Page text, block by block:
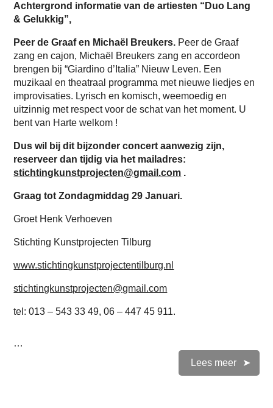
Achtergrond informatie van de artiesten “Duo Lang
& Gelukkig”,
Peer de Graaf en Michaël Breukers. Peer de Graaf
zang en cajon, Michaël Breukers zang en accordeon
brengen bij “Giardino d’Italia” Nieuw Leven. Een
muzikaal en theatraal programma met nieuwe liedjes en
improvisaties. Lyrisch en komisch, weemoedig en
uitzinnig met respect voor de schat van het moment. U
bent van Harte welkom !
Dus wil bij dit bijzonder concert aanwezig zijn,
reserveer dan tijdig via het mailadres:
stichtingkunstprojecten@gmail.com .
Graag tot Zondagmiddag 29 Januari.
Groet Henk Verhoeven
Stichting Kunstprojecten Tilburg
www.stichtingkunstprojectentilburg.nl
stichtingkunstprojecten@gmail.com
tel: 013 – 543 33 49, 06 – 447 45 911.
…
Lees meer